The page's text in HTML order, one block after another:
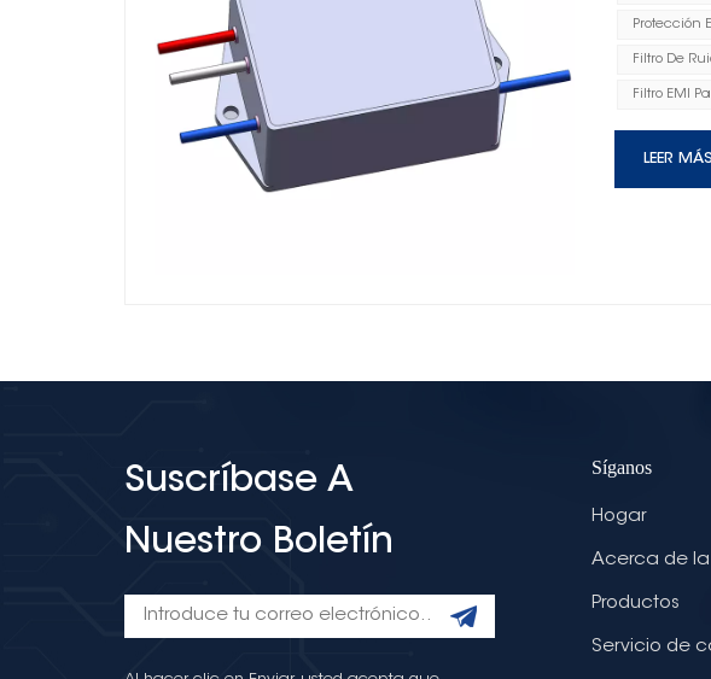
Protección
Filtro De
Filtro EMI
LEER MÁS
Suscríbase A
Nuestro Boletín
Síganos
Hogar
Acerca de
Productos
Servicio de